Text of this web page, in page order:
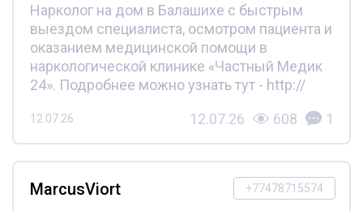
Нарколог на дом в Балашихе с быстрым
выездом специалиста, осмотром пациента и
оказанием медицинской помощи в
наркологической клинике «Частный Медик
24». Подробнее можно узнать тут - http://
12.07.26 12.07.26 608 1
+77478715574
MarcusViort